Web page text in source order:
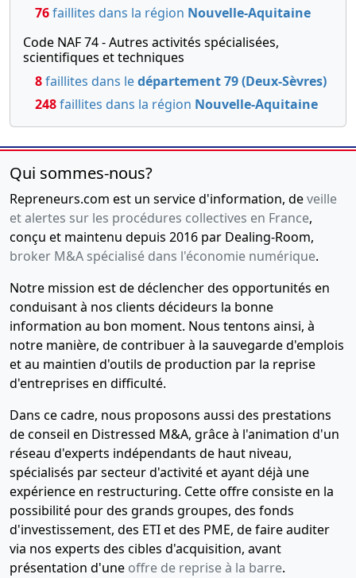
76faillites dans la région Nouvelle-Aquitaine
Code NAF 74 - Autres activités spécialisées,
scientifiques et techniques
8faillites dans ledépartement 79 (Deux-Sèvres)
248faillites dans la région Nouvelle-Aquitaine
Qui sommes-nous?
Repreneurs.com est un service d'information, deveille
et alertes sur les procédures collectives en France,
conçu et maintenu depuis 2016 par Dealing-Room,
broker M&A spécialisé dans l'économie numérique.
Notre mission est de déclencher des opportunités en
conduisant à nos clients décideurs la bonne
information au bon moment. Nous tentons ainsi, à
notre manière, de contribuer à la sauvegarde d'emplois
et au maintien d'outils de production par la reprise
d'entreprises en difficulté.
Dans ce cadre, nous proposons aussi des prestations
de conseil en Distressed M&A, grâce à l'animation d'un
réseau d'experts indépendants de haut niveau,
spécialisés par secteur d'activité et ayant déjà une
expérience en restructuring. Cette offre consiste en la
possibilité pour des grands groupes, des fonds
d'investissement, des ETI et des PME, de faire auditer
via nos experts des cibles d'acquisition, avant
présentation d'une offre de reprise à la barre.